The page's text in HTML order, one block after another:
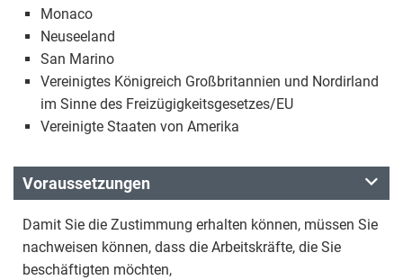
Monaco
Neuseeland
San Marino
Vereinigtes Königreich Großbritannien und Nordirland
im Sinne des Freizügigkeitsgesetzes/EU
Vereinigte Staaten von Amerika
Voraussetzungen
Damit Sie die Zustimmung erhalten können, müssen Sie
nachweisen können, dass die Arbeitskräfte, die Sie
beschäftigten möchten,